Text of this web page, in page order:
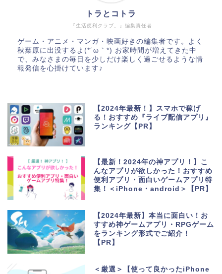
『生活便利クラブ。』編集責任者
トラとコトラ
ゲーム・アニメ・マンガ・映画好きの編集者です。よく
秋葉原に出没するよ(*´ω｀*) お家時間が増えてきた中
で、みなさまの毎日を少しだけ楽しく過ごせるような情
報発信を心掛けています♪
【2024年最新！】スマホで稼げ
る！おすすめ『ライブ配信アプリ』
ランキング【PR】
【最新！2024年の神アプリ！】こ
んなアプリが欲しかった！おすすめ
便利アプリ・面白いゲームアプリ特
集！＜iPhone・android＞【PR】
【2024年最新】本当に面白い！お
すすめ神ゲームアプリ・RPGゲーム
をランキング形式でご紹介！
【PR】
＜厳選＞【使って良かったiPhone